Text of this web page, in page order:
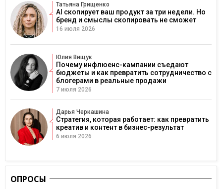
Татьяна Грищенко
AI скопирует ваш продукт за три недели. Но
бренд и смыслы скопировать не сможет
16 июля 2026
Юлия Вищук
Почему инфлюенс-кампании съедают
бюджеты и как превратить сотрудничество с
блогерами в реальные продажи
7 июля 2026
Дарья Черкашина
Стратегия, которая работает: как превратить
креатив и контент в бизнес-результат
6 июля 2026
ОПРОСЫ